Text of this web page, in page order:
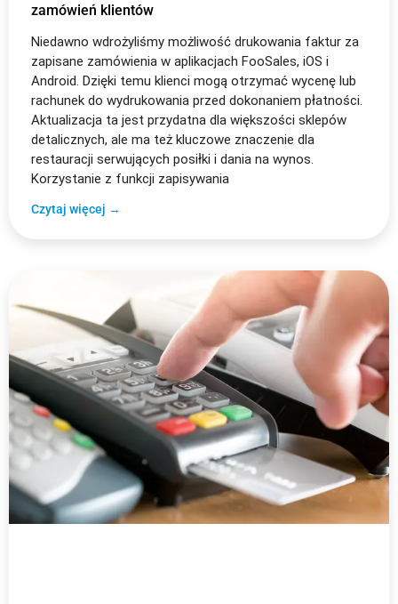
zamówień klientów
Niedawno wdrożyliśmy możliwość drukowania faktur za
zapisane zamówienia w aplikacjach FooSales, iOS i
Android. Dzięki temu klienci mogą otrzymać wycenę lub
rachunek do wydrukowania przed dokonaniem płatności.
Aktualizacja ta jest przydatna dla większości sklepów
detalicznych, ale ma też kluczowe znaczenie dla
restauracji serwujących posiłki i dania na wynos.
Korzystanie z funkcji zapisywania
Czytaj więcej →